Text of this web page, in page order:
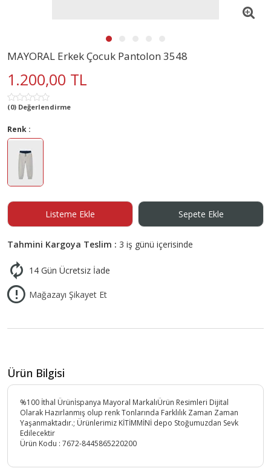
MAYORAL Erkek Çocuk Pantolon 3548
1.200,00 TL
(0) Değerlendirme
Renk :
Listeme Ekle Sepete Ekle
Tahmini Kargoya Teslim : 3 iş günü içerisinde
14 Gün Ücretsiz İade
Mağazayı Şikayet Et
Ürün Bilgisi
%100 İthal Ürünİspanya Mayoral MarkalıÜrün Resimleri Dijital
Olarak Hazırlanmış olup renk Tonlarında Farklılık Zaman Zaman
Yaşanmaktadır.; Ürünlerimiz KİTİMMİNİ depo Stoğumuzdan Sevk
Edilecektir
Ürün Kodu : 7672-8445865220200